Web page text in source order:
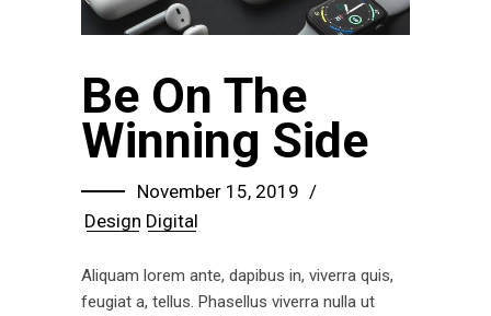
Be On The
Winning Side
November 15, 2019
Design Digital
Aliquam lorem ante, dapibus in, viverra quis,
feugiat a, tellus. Phasellus viverra nulla ut